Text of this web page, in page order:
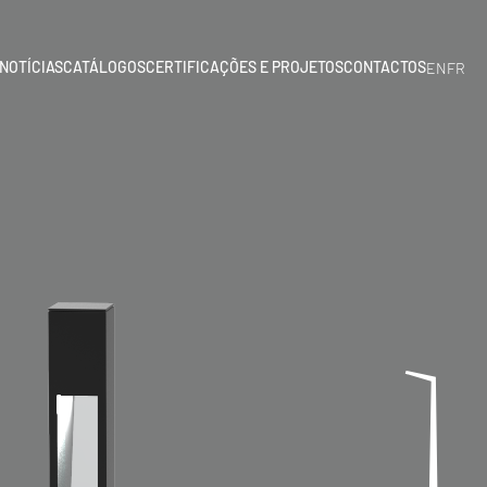
NOTÍCIASCATÁLOGOSCERTIFICAÇÕES E PROJETOSCONTACTOSENFR